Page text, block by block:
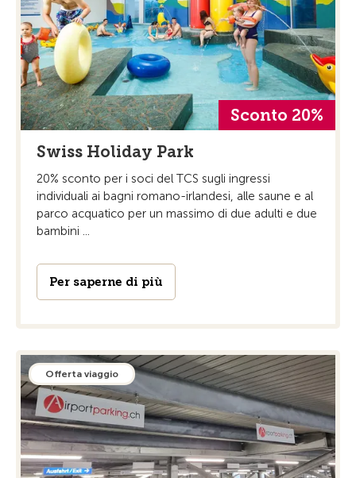
Sconto 20%
Swiss Holiday Park
20% sconto per i soci del TCS sugli ingressi
individuali ai bagni romano-irlandesi, alle saune e al
parco acquatico per un massimo di due adulti e due
bambini ...
Per saperne di più
Offerta viaggio